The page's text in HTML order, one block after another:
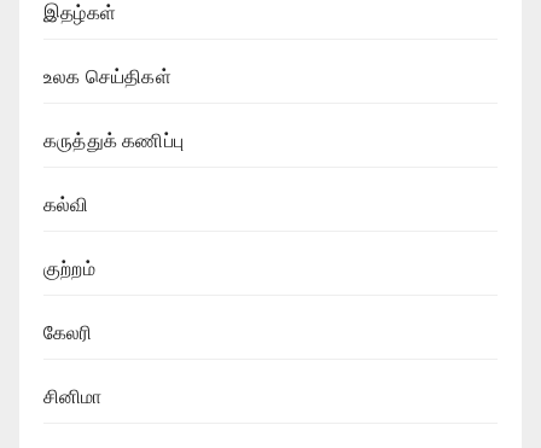
இதழ்கள்
உலக செய்திகள்
கருத்துக் கணிப்பு
கல்வி
குற்றம்
கேலரி
சினிமா